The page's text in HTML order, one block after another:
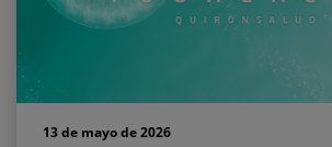
13 de mayo de 2026